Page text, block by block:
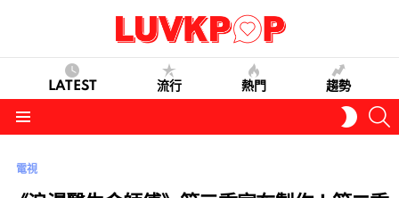
LATEST 流行 熱門 趨勢
SKIN
電視